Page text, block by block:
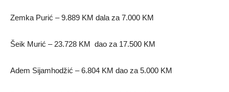
Zemka Purić – 9.889 KM dala za 7.000 KM
Šeik Murić – 23.728 KM dao za 17.500 KM
Adem Sijamhodžić – 6.804 KM dao za 5.000 KM